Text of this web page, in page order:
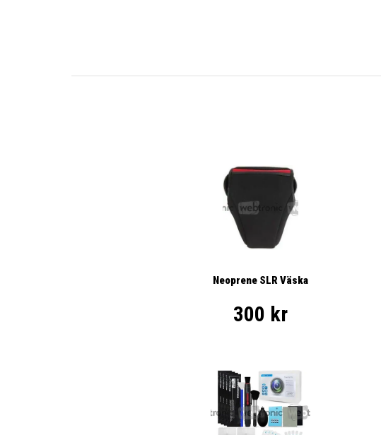
Neoprene SLR Väska
300 kr